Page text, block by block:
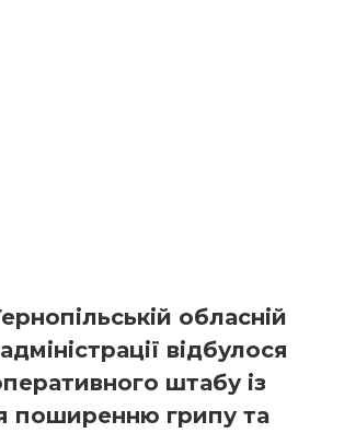
обласній
відбулося
штабу із
поширенню грипу та